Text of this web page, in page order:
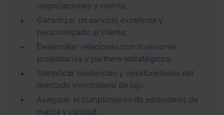
negociaciones y cierres.
Garantizar un servicio excelente y
personalizado al cliente.
Desarrollar relaciones con inversores,
propietarios y partners estratégicos.
Identificar tendencias y oportunidades del
mercado inmobiliario de lujo.
Asegurar el cumplimiento de estándares de
marca y calidad.